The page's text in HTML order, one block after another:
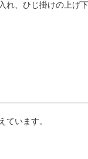
、ひじ掛けの上げ
ています。